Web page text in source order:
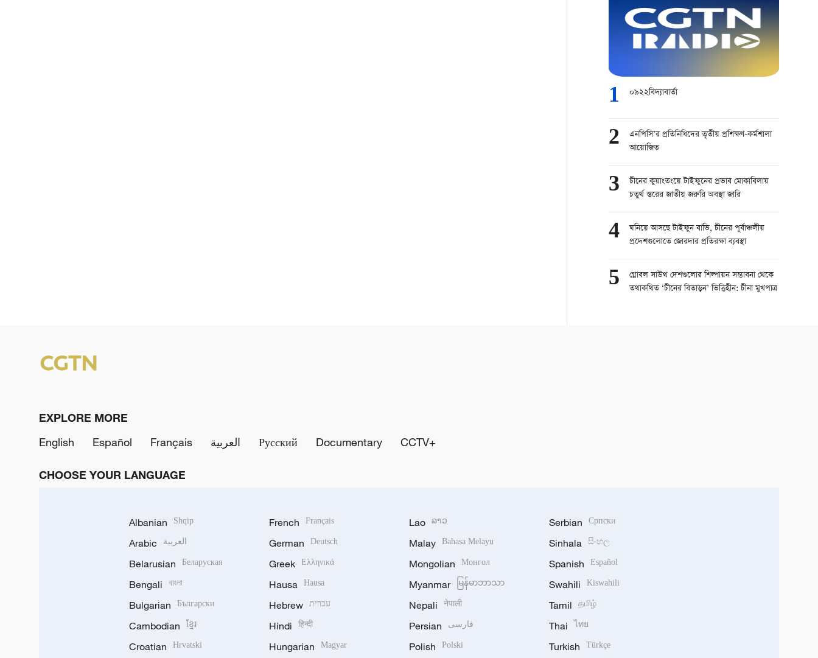
1 ০৯২২বিদ্যাবার্তা
2
এনপিসি’র প্রতিনিধিদের তৃতীয় প্রশিক্ষণ-কর্মশালা
আয়োজিত
3
চীনের কুয়াংতংয়ে টাইফুনের প্রভাব মোকাবিলায়
চতুর্থ স্তরের জাতীয় জরুরি অবস্থা জারি
4
ঘনিয়ে আসছে টাইফুন বাভি, চীনের পূর্বাঞ্চলীয়
প্রদেশগুলোতে জোরদার প্রতিরক্ষা ব্যবস্থা
5
গ্লোবল সাউথ দেশগুলোর শিল্পায়ন সম্ভাবনা থেকে
তথাকথিত ‘চীনের বিতাড়ন’ ভিত্তিহীন: চীনা মুখপাত্র
EXPLORE MORE
English
Español Français العربية Русский Documentary CCTV+
CHOOSE YOUR LANGUAGE
Albanian Shqip
Arabic العربية
Belarusian Беларуская
Bengali বাংলা
Bulgarian Български
Cambodian ខ្មែរ
Croatian Hrvatski
French Français
German Deutsch
Greek Ελληνικά
Hausa Hausa
Hebrew עברית
Hindi हिन्दी
Hungarian Magyar
Lao ລາວ
Malay Bahasa Melayu
Mongolian Монгол
Myanmar မြန်မာဘာသာ
Nepali नेपाली
Persian فارسی
Polish Polski
Serbian Српски
Sinhala සිංහල
Spanish Español
Swahili Kiswahili
Tamil தமிழ்
Thai ไทย
Turkish Türkçe